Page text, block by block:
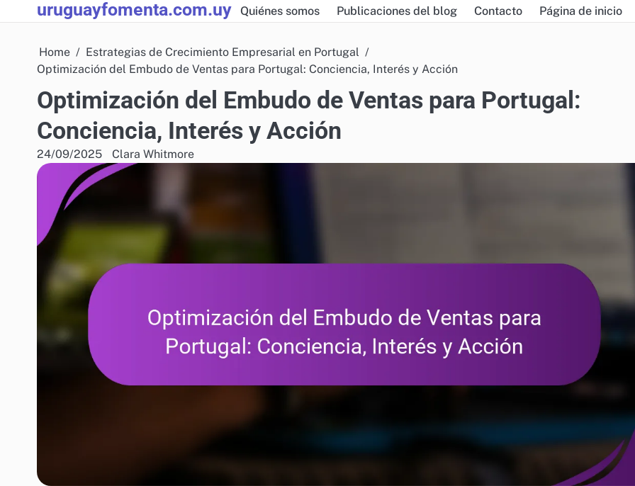
to
uruguayfomenta.com.uy Quiénes somos Publicaciones del blog Contacto Página de inicio
Home
Estrategias de Crecimiento Empresarial en Portugal
Optimización del Embudo de Ventas para Portugal: Conciencia, Interés y Acción
Optimización del Embudo de Ventas para Portugal:
Conciencia, Interés y Acción
24/09/2025 Clara Whitmore